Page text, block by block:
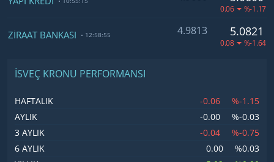
0.06 %-1.17
ZİRAAT BANKASI 12:58:55 4.9813 5.0821
0.08 %-1.64
İSVEÇ KRONU PERFORMANSI
HAFTALIK -0.06
%-1.15
AYLIK
-0.00
%-0.03
3 AYLIK
-0.04
%-0.75
6 AYLIK
0.00
%0.03